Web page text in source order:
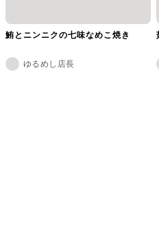
鮪とニンニクの七味なめこ焼き
ゆるめし店長